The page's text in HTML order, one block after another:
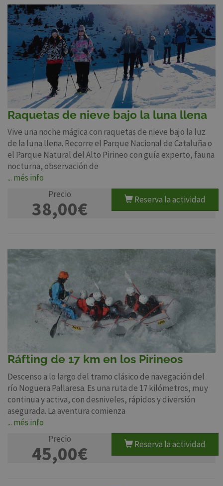
Raquetas de nieve bajo la luna llena
Vive una noche mágica con raquetas de nieve bajo la luz
de la luna llena. Recorre el Parque Nacional de Cataluña o
el Parque Natural del Alto Pirineo con guía experto, fauna
nocturna, observación de
... més info
Precio
38,00€ Reserva la actividad
Ráfting de 17 km en los Pirineos
Descenso a lo largo del tramo clásico de navegación del
río Noguera Pallaresa. Es una ruta de 17 kilómetros, muy
continua y activa, con desniveles, rápidos y diversión
asegurada. La aventura comienza
... més info
Precio
45,00€ Reserva la actividad